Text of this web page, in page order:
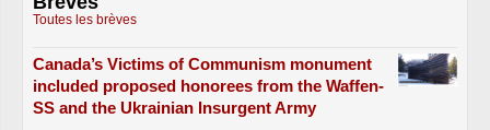
Toutes les brèves
Canada’s Victims of Communism monument
included proposed honorees from the Waffen-
SS and the Ukrainian Insurgent Army